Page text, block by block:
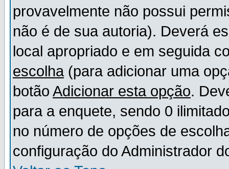
provavelmente não possui
não é de sua autoria). Deverá
local apropriado e em seguida
escolha (para adicionar uma
botão Adicionar esta opção.
para a enquete, sendo 0
no número de opções de
configuração do Administrador